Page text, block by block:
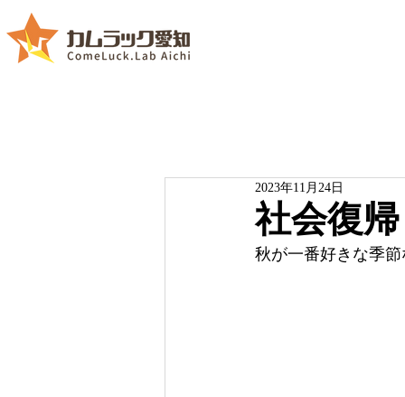
社会復
2023年11月24日
秋が一番好きな季